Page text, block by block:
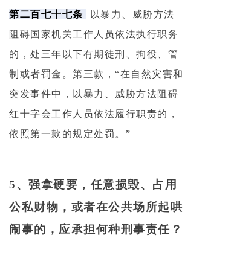
第二百七十七条
以暴力、威胁方法
阻碍国家机关工作人员依法执行职务
的，处三年以下有期徒刑、拘役、管
制或者罚金。第三款，“在自然灾害和
突发事件中，以暴力、威胁方法阻碍
红十字会工作人员依法履行职责的，
依照第一款的规定处罚。”
5、强拿硬要，任意损毁、占用
公私财物，或者在公共场所起哄
闹事的，应承担何种刑事责任？